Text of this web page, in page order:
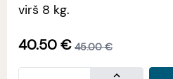
virš 8 kg.
40.50€ 45.00 €